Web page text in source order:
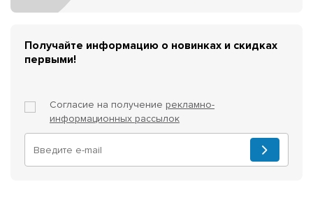
Получайте информацию о новинках и скидках
первыми!
Согласие на получение рекламно-
информационных рассылок